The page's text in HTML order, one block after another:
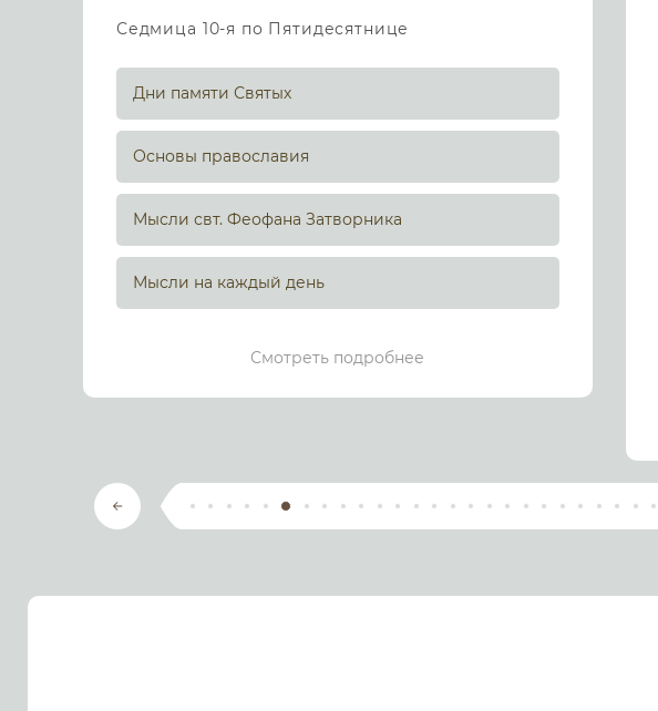
Седмица 10-я по Пятидесятнице
Дни памяти Святых
Основы православия
Мысли свт. Феофана Затворника
Мысли на каждый день
Смотреть подробнее